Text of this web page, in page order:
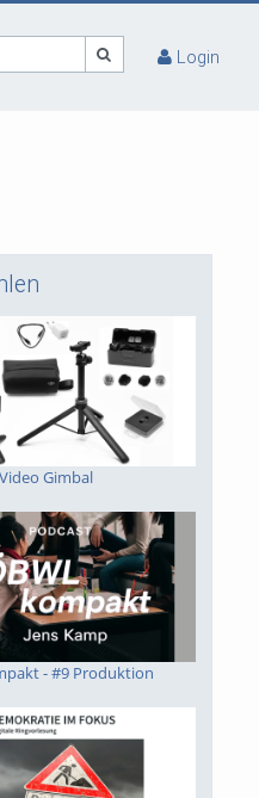
Login
Gimbal
- #9 Produktion